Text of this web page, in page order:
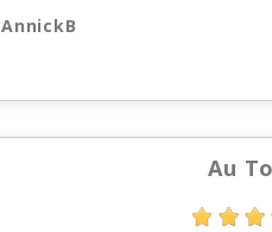
AnnickB
Au